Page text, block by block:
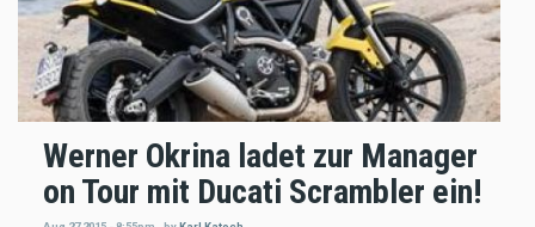
Werner Okrina ladet zur Manager
on Tour mit Ducati Scrambler ein!